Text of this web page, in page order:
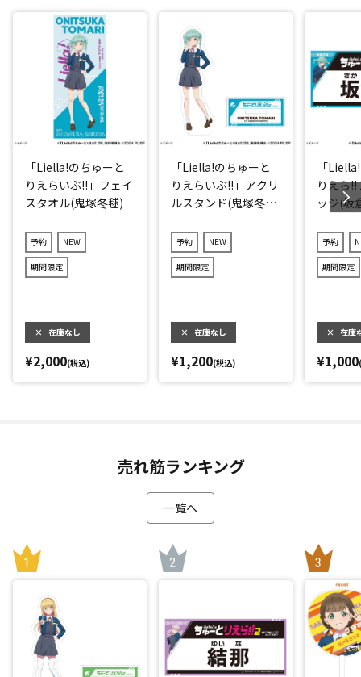
「Liella!のちゅーと
りえらいぶ!!」フェイ
スタオル(鬼塚冬毬)
予約 NEW
期間限定
× 在庫なし
¥2,000(税込)
「Liella!のちゅーと
りえらいぶ!!」アクリ
ルスタンド(鬼塚冬
予約 NEW
期間限定
× 在庫なし
¥1,200(税込)
「
りえら
ッジ(坂
予約
期間限定
× 在庫
¥1,000
売れ筋ランキング
一覧へ